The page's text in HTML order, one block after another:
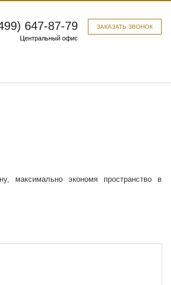
ЗАКАЗАТЬ ЗВОНОК
647-87-79
Центральный офис
максимально экономя пространство в